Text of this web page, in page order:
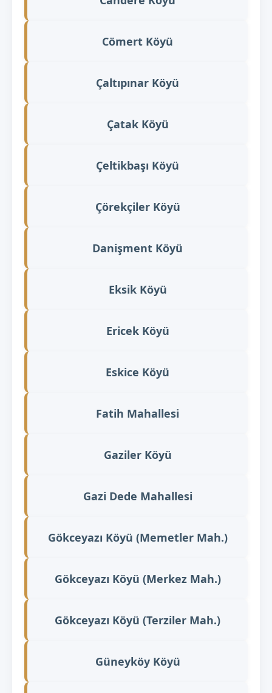
Cömert Köyü
Çaltıpınar Köyü
Çatak Köyü
Çeltikbaşı Köyü
Çörekçiler Köyü
Danişment Köyü
Eksik Köyü
Ericek Köyü
Eskice Köyü
Fatih Mahallesi
Gaziler Köyü
Gazi Dede Mahallesi
Gökceyazı Köyü (Memetler Mah.)
Gökceyazı Köyü (Merkez Mah.)
Gökceyazı Köyü (Terziler Mah.)
Güneyköy Köyü